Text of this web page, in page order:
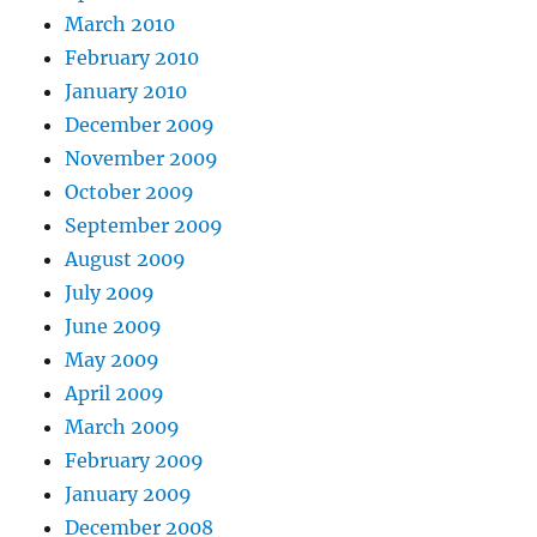
March 2010
February 2010
January 2010
December 2009
November 2009
October 2009
September 2009
August 2009
July 2009
June 2009
May 2009
April 2009
March 2009
February 2009
January 2009
December 2008